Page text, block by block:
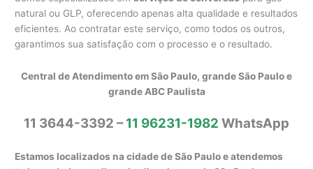
natural ou GLP, oferecendo apenas alta qualidade e resultados
eficientes. Ao contratar este serviço, como todos os outros,
garantimos sua satisfação com o processo e o resultado.
Central de Atendimento em São Paulo, grande São Paulo e
grande ABC Paulista
11 3644-3392 –11 96231-1982 WhatsApp
Estamos localizados na cidade de São Paulo e atendemos